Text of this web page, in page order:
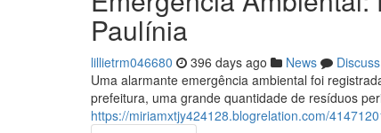
Paulínia
lillietrm046680 396 days ago News
Discuss
Uma alarmante emergência ambiental foi
prefeitura, uma grande quantidade de resíduos
https://miriamxtjy424128.blogrelation.com/